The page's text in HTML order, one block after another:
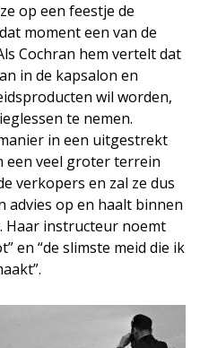
op een feestje de
moment een van de
Cochran hem vertelt dat
in de kapsalon en
wil worden,
te nemen.
in een uitgestrekt
een veel groter terrein
verkopers en zal ze dus
advies op en haalt binnen
Haar instructeur noemt
en “de slimste meid die ik